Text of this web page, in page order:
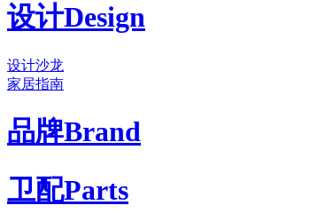
设计Design
设计沙龙
家居指南
品牌Brand
卫配Parts